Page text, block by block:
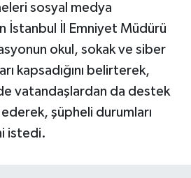
sosyal medya
İstanbul İl Emniyet Müdürü
okul, sokak ve siber
kapsadığını belirterek,
vatandaşlardan da destek
şüpheli durumları
istedi.